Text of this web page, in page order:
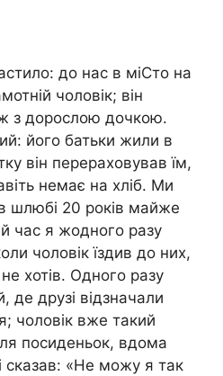
до нас в міCто на
чоловік; він
з дорослою дочкою.
його батьки жили в
він перераховував їм,
немає на хліб. Ми
шлюбі 20 років майже
час я жодного разу
чоловік їздив до них,
хотів. Одного разу
де друзі відзначали
чоловік вже такий
посиденьок, вдома
сказав: «Не можу я так